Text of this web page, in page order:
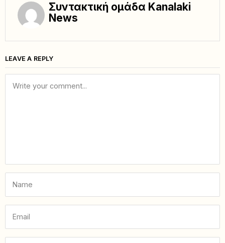
Συντακτική ομάδα Kanalaki
News
LEAVE A REPLY